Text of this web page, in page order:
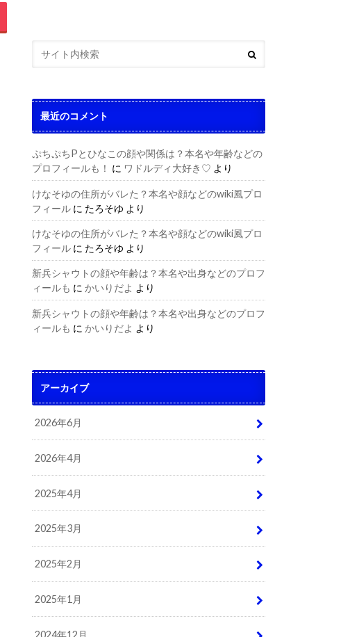
最近のコメント
ぷちぷちPとひなこの顔や関係は？本名や年齢などの
プロフィールも！ に ワドルディ大好き♡ より
けなそゆの住所がバレた？本名や顔などのwiki風プロ
フィール に たろそゆ より
けなそゆの住所がバレた？本名や顔などのwiki風プロ
フィール に たろそゆ より
新兵シャウトの顔や年齢は？本名や出身などのプロフ
ィールも に かいりだよ より
新兵シャウトの顔や年齢は？本名や出身などのプロフ
ィールも に かいりだよ より
アーカイブ
2026年6月
2026年4月
2025年4月
2025年3月
2025年2月
2025年1月
2024年12月